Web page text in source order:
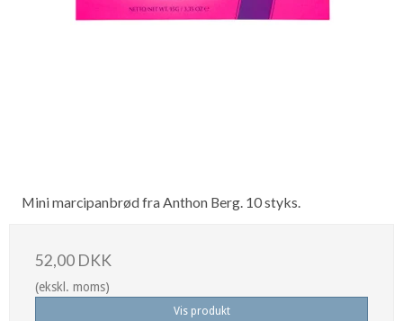
Mini marcipanbrød fra Anthon Berg. 10 styks.
52,00 DKK
(ekskl. moms)
Vis produkt